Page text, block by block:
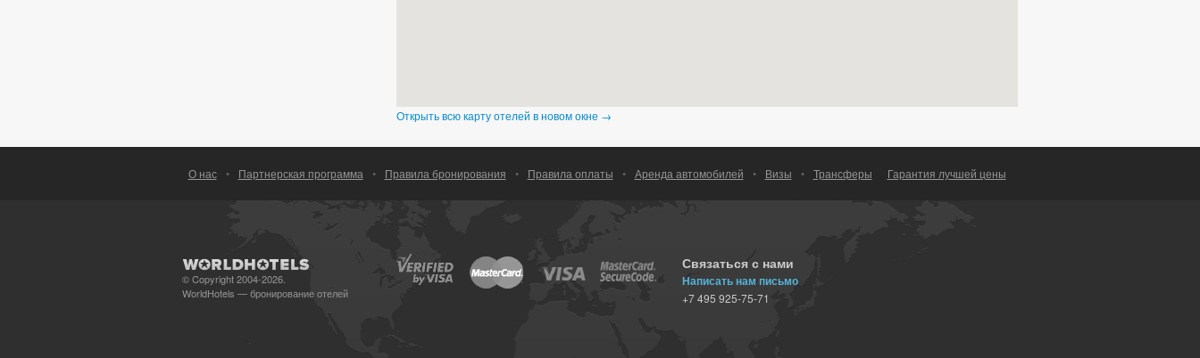
Открыть всю карту отелей в новом окне →
О нас • Партнерская программа • Правила бронирования • Правила оплаты • Аренда автомобилей • Визы • Трансферы Гарантия лучшей цены
© Copyright 2004-2026.
WorldHotels — бронирование отелей
Связаться с нами
Написать нам письмо
+7 495 925-75-71